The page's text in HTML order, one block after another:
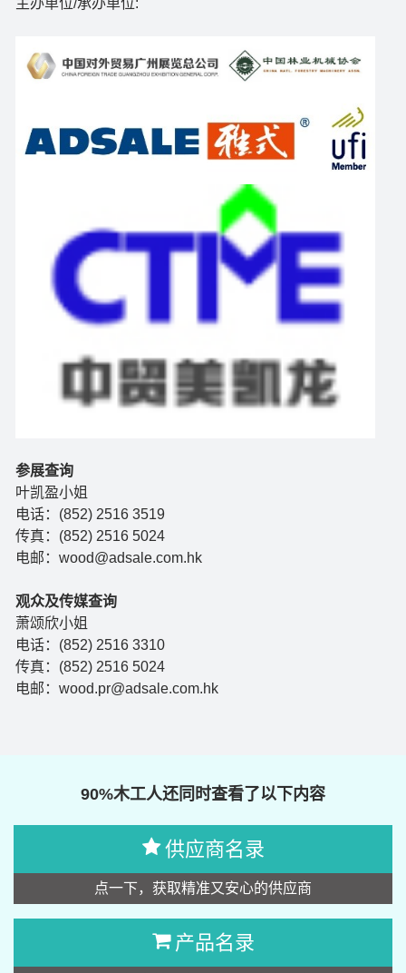
参展查询
叶凯盈小姐
电话：(852) 2516 3519
传真：(852) 2516 5024
电邮：wood@adsale.com.hk
观众及传媒查询
萧颂欣小姐
电话：(852) 2516 3310
传真：(852) 2516 5024
电邮：wood.pr@adsale.com.hk
90%木工人还同时查看了以下内容
供应商名录
点一下，获取精准又安心的供应商
产品名录